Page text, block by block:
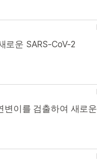
로운 SARS-CoV-2
변이를 검출하여 새로운